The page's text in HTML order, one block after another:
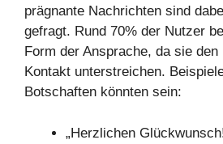
prägnante Nachrichten sind
gefragt. Rund 70% der Nutzer
Form der Ansprache, da sie
Kontakt unterstreichen.
Botschaften könnten sein:
„Herzlichen